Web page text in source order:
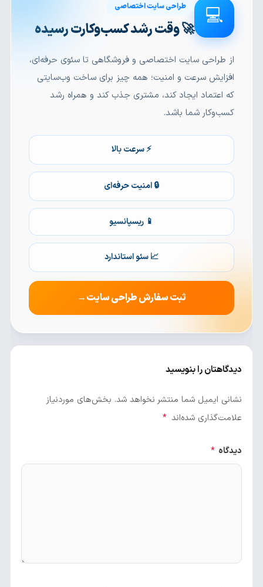
💻 طراحی سایت اختصاصی
🚀 وقت رشد کسب‌وکارت رسیده
از طراحی سایت اختصاصی و فروشگاهی تا سئوی حرفه‌ای،
افزایش سرعت و امنیت؛ همه چیز برای ساخت وب‌سایتی
که اعتماد ایجاد کند، مشتری جذب کند و همراه رشد
کسب‌وکار شما باشد.
⚡ سرعت بالا
🔒 امنیت حرفه‌ای
📱 ریسپانسیو
📈 سئو استاندارد
ثبت سفارش طراحی سایت→
دیدگاهتان را بنویسید
نشانی ایمیل شما منتشر نخواهد شد. بخش‌های موردنیاز
علامت‌گذاری شده‌اند *
دیدگاه *